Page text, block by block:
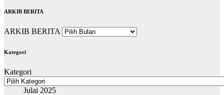
ARKIB BERITA
ARKIB BERITA
Kategori
Kategori
Julai 2025